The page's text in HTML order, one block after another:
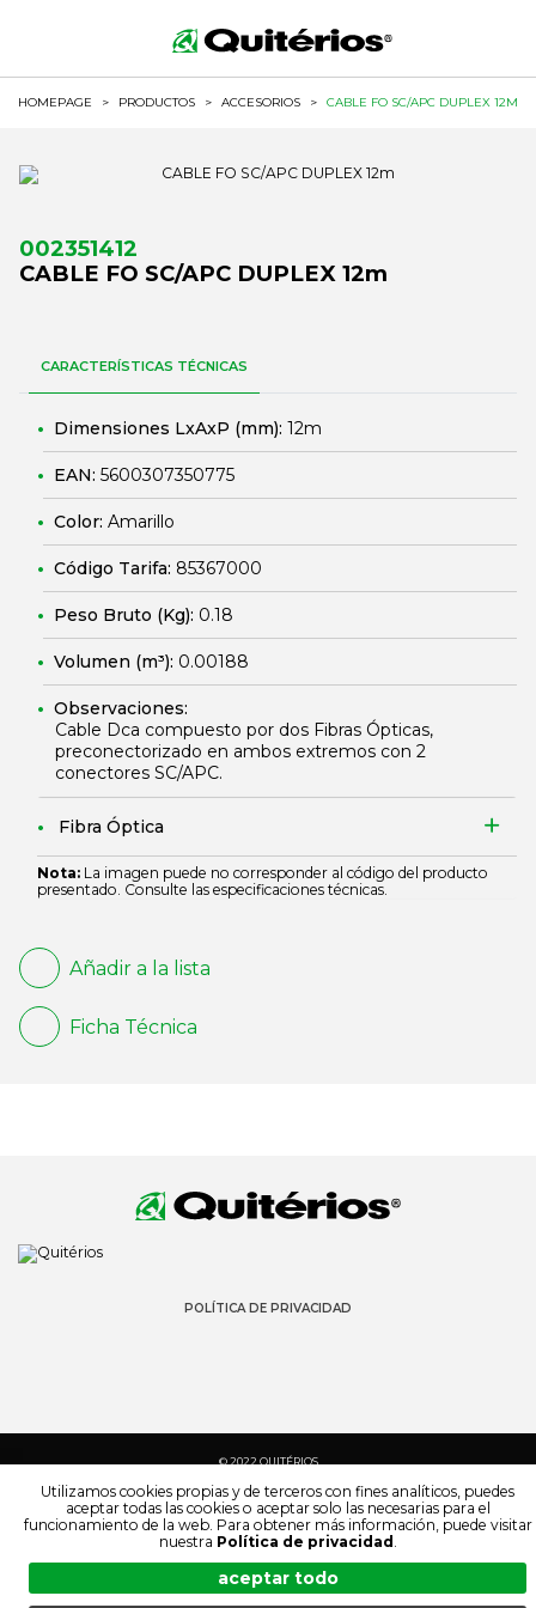
HOMEPAGE > PRODUCTOS > ACCESORIOS > CABLE FO SC/APC DUPLEX 12M
002351412
CABLE FO SC/APC DUPLEX 12m
CARACTERÍSTICAS TÉCNICAS
Dimensiones LxAxP (mm): 12m
EAN: 5600307350775
Color: Amarillo
Código Tarifa: 85367000
Peso Bruto (Kg): 0.18
Volumen (m³): 0.00188
Observaciones:
Cable Dca compuesto por dos Fibras Ópticas,
preconectorizado en ambos extremos con 2
conectores SC/APC.
Fibra Óptica
Nota: La imagen puede no corresponder al código del producto
presentado. Consulte las especificaciones técnicas.
Añadir a la lista
Ficha Técnica
POLÍTICA DE PRIVACIDAD
© 2022 QUITÉRIOS
Utilizamos cookies propias y de terceros con fines analíticos, puedes
aceptar todas las cookies o aceptar solo las necesarias para el
funcionamiento de la web. Para obtener más información, puede visitar
nuestra Política de privacidad .
aceptar todo